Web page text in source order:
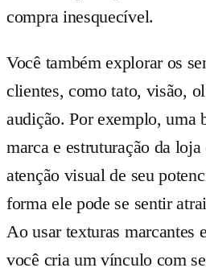
compra inesquecível.
Você também explorar os
clientes, como tato, visão,
audição. Por exemplo, uma
marca e estruturação da
atenção visual de seu
forma ele pode se sentir
Ao usar texturas marcantes
você cria um vínculo com